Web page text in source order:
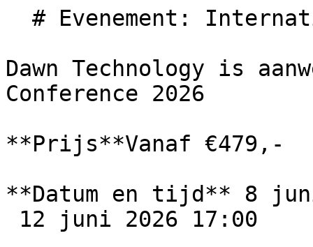
Dawn Technology is
Conference 2026
**Prijs**Vanaf €479,-
**Datum en tijd** 8